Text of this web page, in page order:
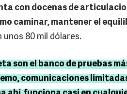
con docenas de
caminar, mantener el
80 mil dólares.
son el banco de pruebas
comunicaciones